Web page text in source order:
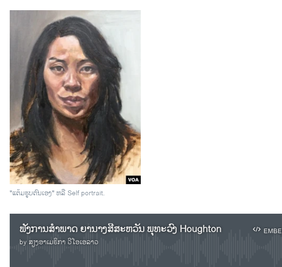
"ແຕ້ມຮູບຕົນເອງ" ຫລື Self portrait.
ຟັງການສຳພາດ ຍານາງສີສະຫວັນ ພຸທະວົງ Houghton
by ສຽງອາເມຣິກາ ວີໂອເອລາວ